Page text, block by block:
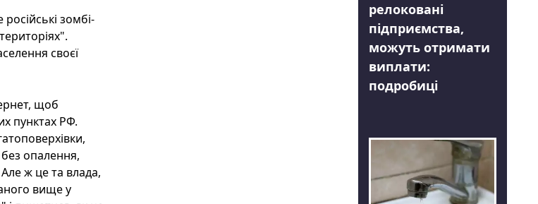
зомбі-
своєї
щоб
пунктах РФ.
опалення,
ж це та влада,
вище у
релоковані
підприємства,
можуть отримати
виплати:
подробиці